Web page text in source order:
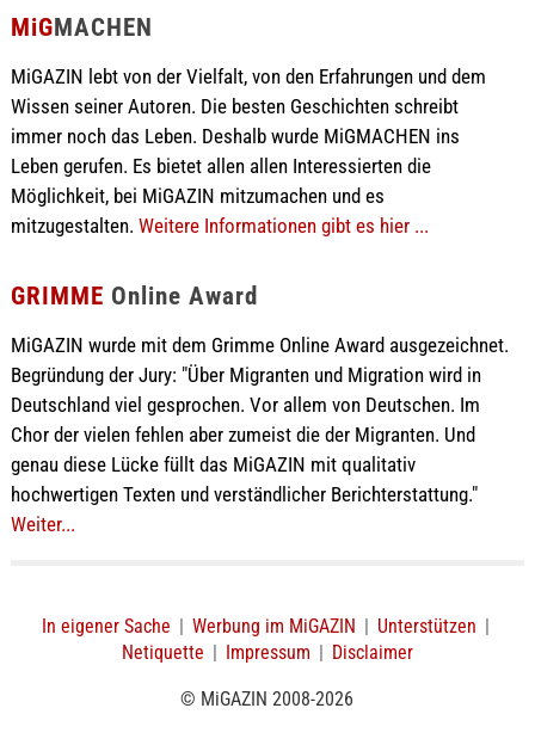
MiGMACHEN
MiGAZIN lebt von der Vielfalt, von den Erfahrungen und dem
Wissen seiner Autoren. Die besten Geschichten schreibt
immer noch das Leben. Deshalb wurde MiGMACHEN ins
Leben gerufen. Es bietet allen allen Interessierten die
Möglichkeit, bei MiGAZIN mitzumachen und es
mitzugestalten. Weitere Informationen gibt es hier ...
GRIMME Online Award
MiGAZIN wurde mit dem Grimme Online Award ausgezeichnet.
Begründung der Jury: "Über Migranten und Migration wird in
Deutschland viel gesprochen. Vor allem von Deutschen. Im
Chor der vielen fehlen aber zumeist die der Migranten. Und
genau diese Lücke füllt das MiGAZIN mit qualitativ
hochwertigen Texten und verständlicher Berichterstattung."
Weiter...
In eigener Sache Werbung im MiGAZIN Unterstützen
Netiquette
Impressum Disclaimer
© MiGAZIN 2008-2026